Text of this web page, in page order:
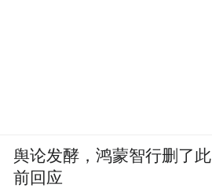
舆论发酵，鸿蒙智行删了此
前回应